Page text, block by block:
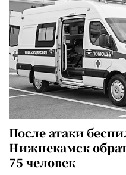
После атаки
Нижнекамск
75 человек